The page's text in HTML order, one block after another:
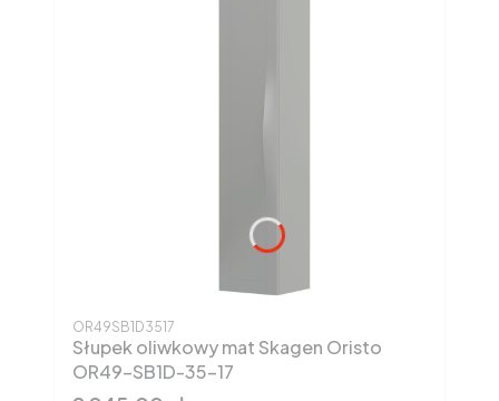
Kod produktu
OR49SB1D3517
Słupek oliwkowy mat Skagen Oristo
OR49-SB1D-35-17